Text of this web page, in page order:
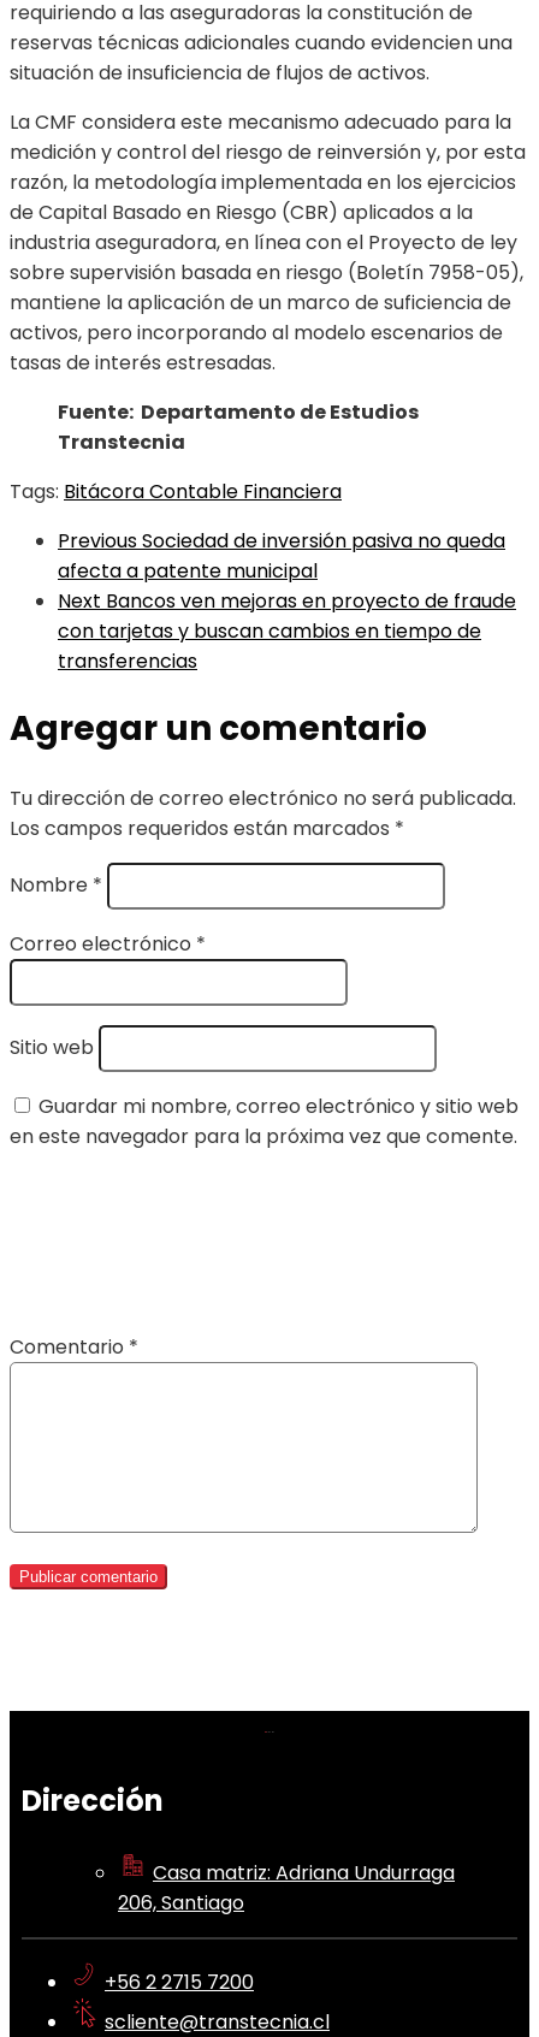
requiriendo a las aseguradoras la constitución de
reservas técnicas adicionales cuando evidencien una
situación de insuficiencia de flujos de activos.
La CMF considera este mecanismo adecuado para la
medición y control del riesgo de reinversión y, por esta
razón, la metodología implementada en los ejercicios
de Capital Basado en Riesgo (CBR) aplicados a la
industria aseguradora, en línea con el Proyecto de ley
sobre supervisión basada en riesgo (Boletín 7958-05),
mantiene la aplicación de un marco de suficiencia de
activos, pero incorporando al modelo escenarios de
tasas de interés estresadas.
Fuente: Departamento de Estudios
Transtecnia
Tags: Bitácora Contable Financiera
PreviousSociedad de inversión pasiva no queda
afecta a patente municipal
Next Bancos ven mejoras en proyecto de fraude
con tarjetas y buscan cambios en tiempo de
transferencias
Agregar un comentario
Tu dirección de correo electrónico no será publicada.
Los campos requeridos están marcados *
Nombre *
Correo electrónico *
Sitio web
Guardar mi nombre, correo electrónico y sitio web
en este navegador para la próxima vez que comente.
Comentario *
Dirección
Casa matriz: Adriana Undurraga
206, Santiago
+56 2 2715 7200
scliente@transtecnia.cl